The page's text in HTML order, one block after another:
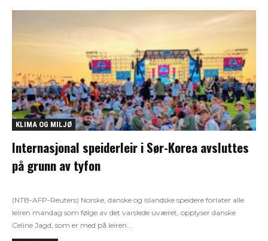
KLIMA OG MILJØ
Internasjonal speiderleir i Sør-Korea avsluttes
på grunn av tyfon
(NTB-AFP-Reuters) Norske, danske og islandske speidere forlater alle
leiren mandag som følge av det varslede uværet, opplyser danske
Celine Jagd, som er med på leiren...